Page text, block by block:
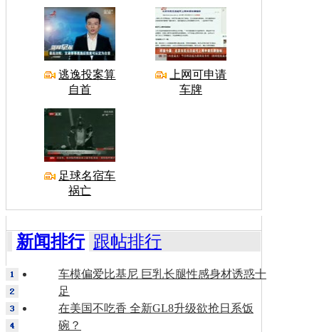
逃逸投案算
自首
上网可申请
车牌
足球名宿车
祸亡
新闻排行 跟帖排行
车模偏爱比基尼 巨乳长腿性感身材诱惑十
足
在美国不吃香 全新GL8升级欲抢日系饭
碗？